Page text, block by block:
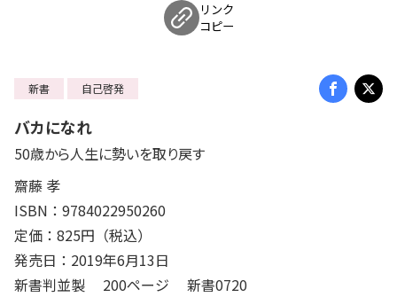
リンク
コピー
新書 自己啓発
バカになれ
50歳から人生に勢いを取り戻す
齋藤 孝
ISBN：9784022950260
定価：825円（税込）
発売日：2019年6月13日
新書判並製 200ページ 新書0720